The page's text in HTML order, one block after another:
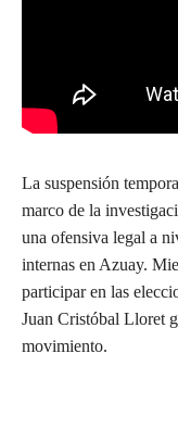
La suspensión
marco de la
una ofensiva legal a
internas en Azuay.
participar en las
Juan Cristóbal Lloret
movimiento.